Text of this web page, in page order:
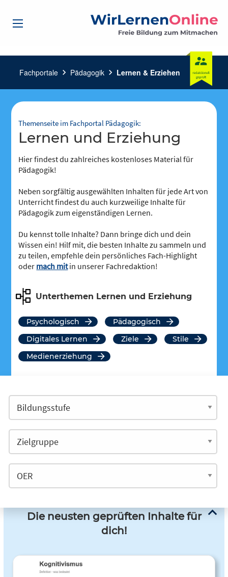
Fachportale chevron_right Pädagogik chevron_right Lernen & Erziehen
Themenseite im Fachportal Pädagogik:
Lernen und Erziehung
Hier findest du zahlreiches kostenloses Material für
Pädagogik!
Neben sorgfältig ausgewählten Inhalten für jede Art von
Unterricht findest du auch kurzweilige Inhalte für
Pädagogik zum eigenständigen Lernen.
Du kennst tolle Inhalte? Dann bringe dich und dein
Wissen ein! Hilf mit, die besten Inhalte zu sammeln und
zu teilen, empfehle dein persönliches Fach-Highlight
oder mach mitin unserer Fachredaktion!
Unterthemen Lernen und Erziehung
psychologisch
pädagogisch
Digitales Lernen
Ziele
Stile
Medienerziehung
Die neusten geprüften Inhalte für
dich!